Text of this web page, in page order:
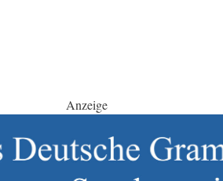
Anzeige